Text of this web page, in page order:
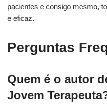
pacientes e consigo mesmo,
e eficaz.
Perguntas
Quem é o autor
Jovem